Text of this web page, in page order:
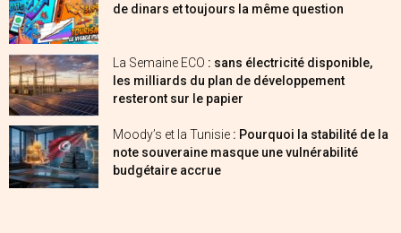
de dinars et toujours la même question
La Semaine ECO : sans électricité disponible,
les milliards du plan de développement
resteront sur le papier
Moody’s et la Tunisie : Pourquoi la stabilité de la
note souveraine masque une vulnérabilité
budgétaire accrue